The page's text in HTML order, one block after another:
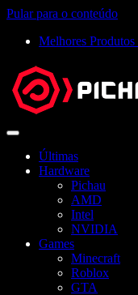
Pular para o conteúdo
Melhores
Abrir
Últimas
Hardware
Pichau
AMD
Intel
NVIDIA
Games
Minecraft
Roblox
GTA